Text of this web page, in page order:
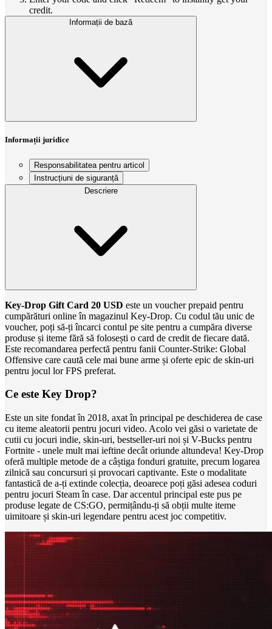
credit.
Informații de bază
Informații juridice
Responsabilitatea pentru articol
Instrucțiuni de siguranță
Descriere
Key-Drop Gift Card 20 USD este un voucher prepaid pentru
cumpărături online în magazinul Key-Drop. Cu codul tău unic de
voucher, poți să-ți încarci contul pe site pentru a cumpăra diverse
produse și iteme fără să folosești o card de credit de fiecare dată.
Este recomandarea perfectă pentru fanii Counter-Strike: Global
Offensive care caută cele mai bune arme și oferte epic de skin-uri
pentru jocul lor FPS preferat.
Ce este Key Drop?
Este un site fondat în 2018, axat în principal pe deschiderea de case
cu iteme aleatorii pentru jocuri video. Acolo vei găsi o varietate de
cutii cu jocuri indie, skin-uri, bestseller-uri noi și V-Bucks pentru
Fortnite - unele mult mai ieftine decât oriunde altundeva! Key-Drop
oferă multiple metode de a câștiga fonduri gratuite, precum logarea
zilnică sau concursuri și provocari captivante. Este o modalitate
fantastică de a-ți extinde colecția, deoarece poți găsi adesea coduri
pentru jocuri Steam în case. Dar accentul principal este pus pe
produse legate de CS:GO, permițându-ți să obții multe iteme
uimitoare și skin-uri legendare pentru acest joc competitiv.